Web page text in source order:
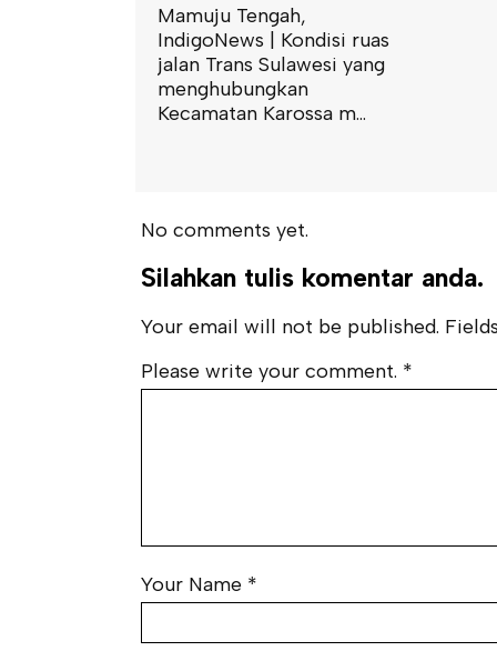
No comments yet.
Silahkan tulis komentar anda.
Your email will not be published.
Please write your comment. *
Your Name *